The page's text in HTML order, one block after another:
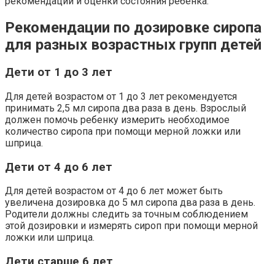
Рекомендации по дозировке сиропа
для разных возрастных групп детей
Дети от 1 до 3 лет
Для детей возрастом от 1 до 3 лет рекомендуется
принимать 2,5 мл сиропа два раза в день. Взрослый
должен помочь ребенку измерить необходимое
количество сиропа при помощи мерной ложки или
шприца.
Дети от 4 до 6 лет
Для детей возрастом от 4 до 6 лет может быть
увеличена дозировка до 5 мл сиропа два раза в день.
Родители должны следить за точным соблюдением
этой дозировки и измерять сироп при помощи мерной
ложки или шприца.